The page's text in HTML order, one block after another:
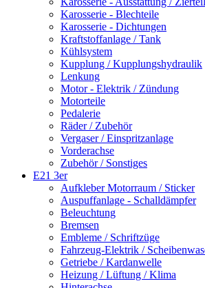
Karosserie - Blechteile
Karosserie - Dichtungen
Kraftstoffanlage / Tank
Kühlsystem
Kupplung / Kupplungshydraulik
Lenkung
Motor - Elektrik / Zündung
Motorteile
Pedalerie
Räder / Zubehör
Vergaser / Einspritzanlage
Vorderachse
Zubehör / Sonstiges
E21 3er
Aufkleber Motorraum / Sticker
Auspuffanlage - Schalldämpfer
Beleuchtung
Bremsen
Embleme / Schriftzüge
Fahrzeug-Elektrik /
Getriebe / Kardanwelle
Heizung / Lüftung / Klima